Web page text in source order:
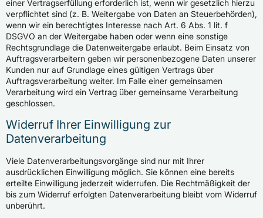
einer Vertragserfüllung erforderlich ist, wenn wir gesetzlich hierzu
verpflichtet sind (z. B. Weitergabe von Daten an Steuerbehörden),
wenn wir ein berechtigtes Interesse nach Art. 6 Abs. 1 lit. f
DSGVO an der Weitergabe haben oder wenn eine sonstige
Rechtsgrundlage die Datenweitergabe erlaubt. Beim Einsatz von
Auftragsverarbeitern geben wir personenbezogene Daten unserer
Kunden nur auf Grundlage eines gültigen Vertrags über
Auftragsverarbeitung weiter. Im Falle einer gemeinsamen
Verarbeitung wird ein Vertrag über gemeinsame Verarbeitung
geschlossen.
Widerruf Ihrer Einwilligung zur
Datenverarbeitung
Viele Datenverarbeitungsvorgänge sind nur mit Ihrer
ausdrücklichen Einwilligung möglich. Sie können eine bereits
erteilte Einwilligung jederzeit widerrufen. Die Rechtmäßigkeit der
bis zum Widerruf erfolgten Datenverarbeitung bleibt vom Widerruf
unberührt.